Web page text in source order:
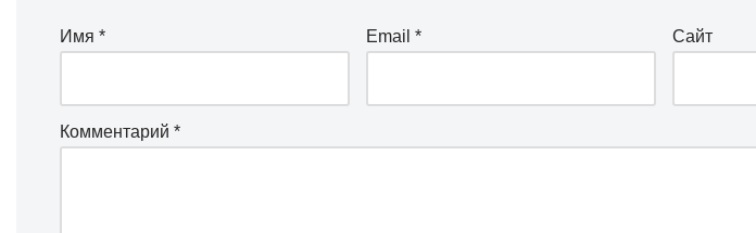
Имя * Email * Сайт
Комментарий *